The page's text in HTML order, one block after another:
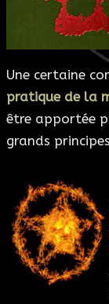
ESOTÉRISME
BLOG
A PROPOS
Une certaine
pratique de la
être apportée
grands